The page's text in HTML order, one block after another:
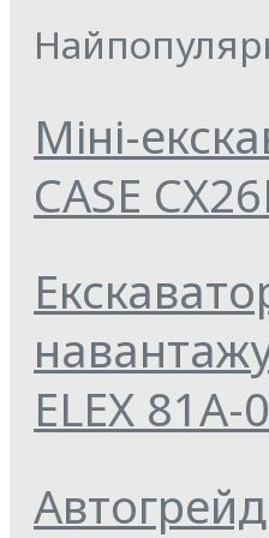
Міні-
CASE
ELEX 81А-